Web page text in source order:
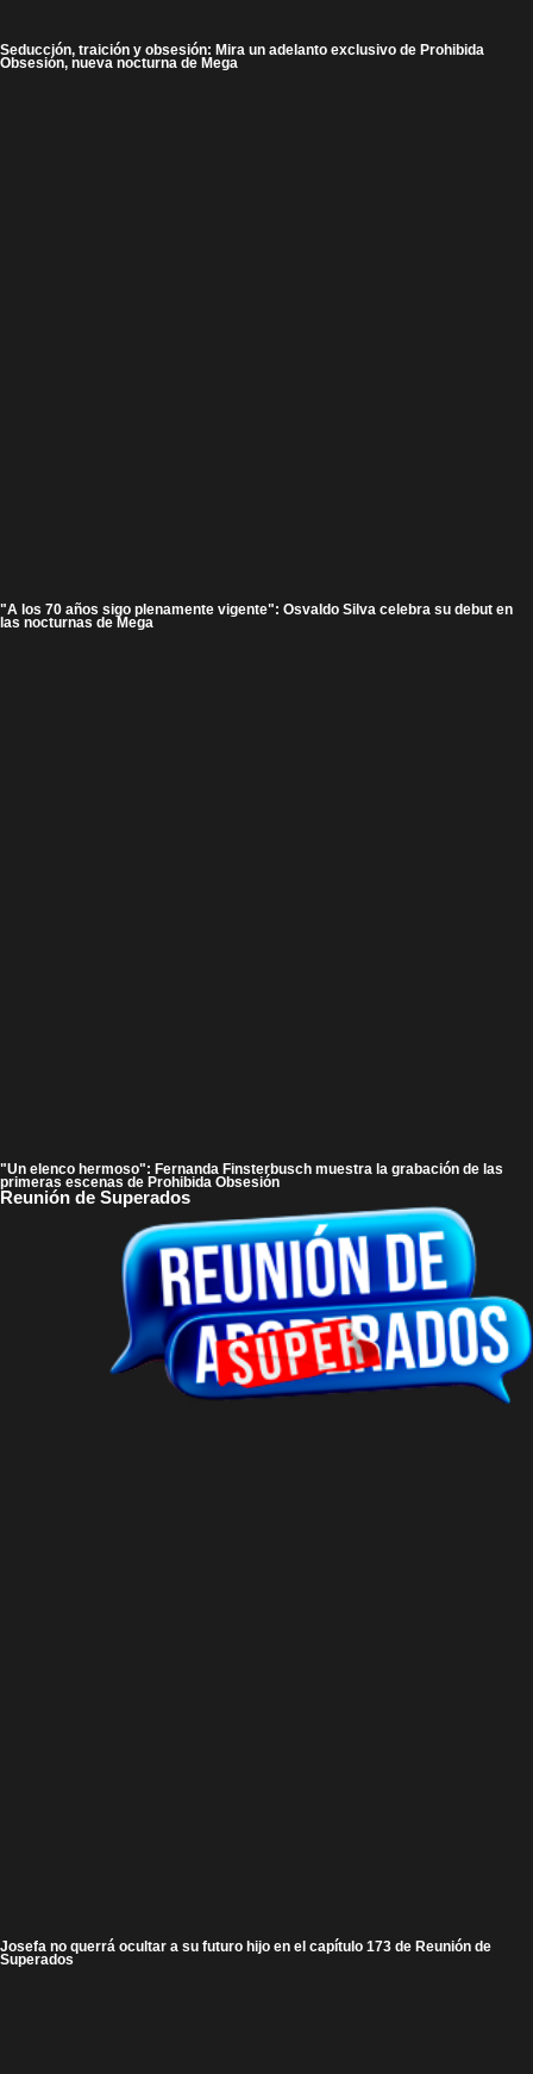
Seducción, traición y obsesión: Mira un adelanto exclusivo de Prohibida
Obsesión, nueva nocturna de Mega
"A los 70 años sigo plenamente vigente": Osvaldo Silva celebra su debut en
las nocturnas de Mega
"Un elenco hermoso": Fernanda Finsterbusch muestra la grabación de las
primeras escenas de Prohibida Obsesión
Reunión de Superados
Josefa no querrá ocultar a su futuro hijo en el capítulo 173 de Reunión de
Superados